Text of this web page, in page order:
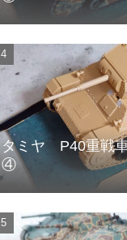
タミヤ P40重戦
④